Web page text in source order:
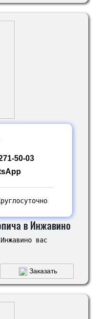
50-03
в Инжавино
вас
Заказать